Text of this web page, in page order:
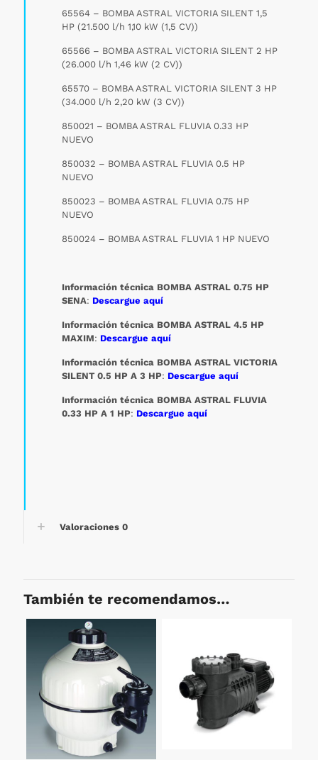
65564 – BOMBA ASTRAL VICTORIA SILENT 1,5
HP (21.500 l/h 1,10 kW (1,5 CV))
65566 – BOMBA ASTRAL VICTORIA SILENT 2 HP
(26.000 l/h 1,46 kW (2 CV))
65570 – BOMBA ASTRAL VICTORIA SILENT 3 HP
(34.000 l/h 2,20 kW (3 CV))
850021 – BOMBA ASTRAL FLUVIA 0.33 HP
NUEVO
850032 – BOMBA ASTRAL FLUVIA 0.5 HP
NUEVO
850023 – BOMBA ASTRAL FLUVIA 0.75 HP
NUEVO
850024 – BOMBA ASTRAL FLUVIA 1 HP NUEVO
Información técnica BOMBA ASTRAL 0.75 HP
SENA: Descargue aquí
Información técnica BOMBA ASTRAL 4.5 HP
MAXIM: Descargue aquí
Información técnica BOMBA ASTRAL VICTORIA
SILENT 0.5 HP A 3 HP: Descargue aquí
Información técnica BOMBA ASTRAL FLUVIA
0.33 HP A 1 HP: Descargue aquí
Valoraciones 0
También te recomendamos…